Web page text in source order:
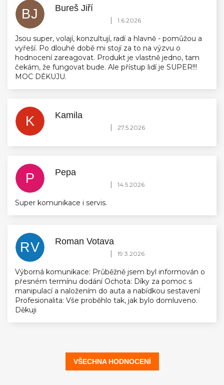
BJ Bureš Jiří
Hodnocení obchodu je 5 z 5 hvězdiček.
| 1.6.2026
Jsou super, volají, konzultují, radí a hlavně - pomůžou a
vyřeší. Po dlouhé době mi stojí za to na výzvu o
hodnocení zareagovat. Produkt je vlastně jedno, tam
čekám, že fungovat bude. Ale přístup lidí je SUPER!!!
MOC DĚKUJU.
K Kamila
Hodnocení obchodu je 5 z 5 hvězdiček.
| 27.5.2026
P Pepa
Hodnocení obchodu je 5 z 5 hvězdiček.
| 14.5.2026
Super komunikace i servis.
RV Roman Votava
Hodnocení obchodu je 5 z 5 hvězdiček.
| 19.3.2026
Výborná komunikace: Průběžně jsem byl informován o
přesném termínu dodání Ochota: Díky za pomoc s
manipulací a naložením do auta a nabídkou sestavení
Profesionalita: Vše proběhlo tak, jak bylo domluveno.
Děkuji
VŠECHNA HODNOCENÍ